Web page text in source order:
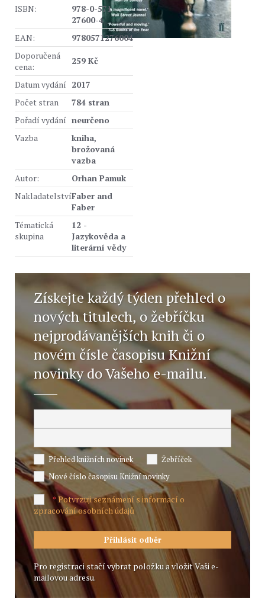
ISBN:
978-0-571-
27600-4
EAN:
9780571276004
Doporučená
cena:
259 Kč
Datum vydání 2017
Počet stran
784 stran
Pořadí vydání neurčeno
Vazba
kniha,
brožovaná
vazba
Autor:
Orhan Pamuk
NakladatelstvíFaber and
Faber
Tématická
skupina
12 -
Jazykověda a
literární vědy
Získejte každý týden přehled o
nových titulech, o žebříčku
nejprodávanějších knih či o
novém čísle časopisu Knižní
novinky do Vašeho e-mailu.
Přehled knižních novinek
Žebříček
Nové číslo časopisu Knižní novinky
*Potvrzuji seznámení s informací o
zpracování osobních údajů
Pro registraci stačí vybrat položku a vložit Vaši e-
mailovou adresu.